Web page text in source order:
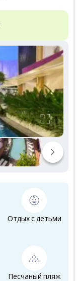
Отдых с детьми
Песчаный пляж